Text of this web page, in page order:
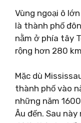
Vùng ngoại ô
là thành phố
nằm ở phía tây
rộng hơn 280
Mặc dù
thành phố vào
những năm
Âu đến. Sau